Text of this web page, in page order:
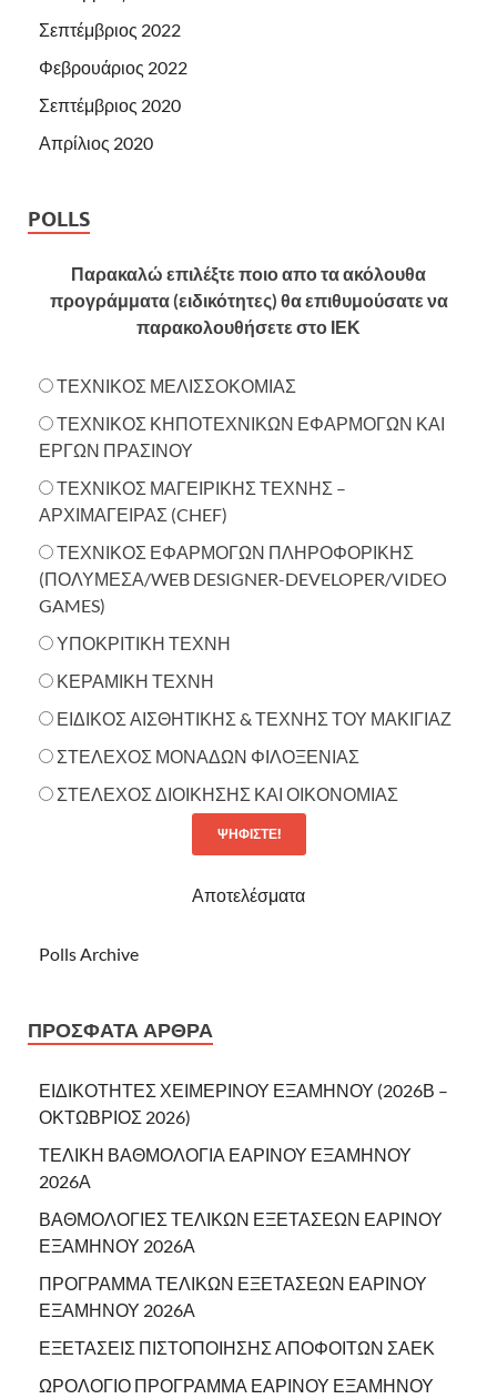
Σεπτέμβριος 2022
Φεβρουάριος 2022
Σεπτέμβριος 2020
Απρίλιος 2020
POLLS
Παρακαλώ επιλέξτε ποιο απο τα ακόλουθα
προγράμματα (ειδικότητες) θα επιθυμούσατε να
παρακολουθήσετε στο ΙΕΚ
ΤΕΧΝΙΚΟΣ ΜΕΛΙΣΣΟΚΟΜΙΑΣ
ΤΕΧΝΙΚΟΣ ΚΗΠΟΤΕΧΝΙΚΩΝ ΕΦΑΡΜΟΓΩΝ ΚΑΙ
ΕΡΓΩΝ ΠΡΑΣΙΝΟΥ
ΤΕΧΝΙΚΟΣ ΜΑΓΕΙΡΙΚΗΣ ΤΕΧΝΗΣ –
ΑΡΧΙΜΑΓΕΙΡΑΣ (CHEF)
ΤΕΧΝΙΚΟΣ ΕΦΑΡΜΟΓΩΝ ΠΛΗΡΟΦΟΡΙΚΗΣ
(ΠΟΛΥΜΕΣΑ/WEB DESIGNER-DEVELOPER/VIDEO
GAMES)
ΥΠΟΚΡΙΤΙΚΗ ΤΕΧΝΗ
ΚΕΡΑΜΙΚΗ ΤΕΧΝΗ
ΕΙΔΙΚΟΣ ΑΙΣΘΗΤΙΚΗΣ & ΤΕΧΝΗΣ ΤΟΥ ΜΑΚΙΓΙΑΖ
ΣΤΕΛΕΧΟΣ ΜΟΝΑΔΩΝ ΦΙΛΟΞΕΝΙΑΣ
ΣΤΕΛΕΧΟΣ ΔΙΟΙΚΗΣΗΣ ΚΑΙ ΟΙΚΟΝΟΜΙΑΣ
Αποτελέσματα
Polls Archive
ΠΡΌΣΦΑΤΑ ΆΡΘΡΑ
ΕΙΔΙΚΟΤΗΤΕΣ ΧΕΙΜΕΡΙΝΟΥ ΕΞΑΜΗΝΟΥ (2026Β –
ΟΚΤΩΒΡΙΟΣ 2026)
ΤΕΛΙΚΗ ΒΑΘΜΟΛΟΓΙΑ ΕΑΡΙΝΟΥ ΕΞΑΜΗΝΟΥ
2026Α
ΒΑΘΜΟΛΟΓΙΕΣ ΤΕΛΙΚΩΝ ΕΞΕΤΑΣΕΩΝ ΕΑΡΙΝΟΥ
ΕΞΑΜΗΝΟΥ 2026Α
ΠΡΟΓΡΑΜΜΑ ΤΕΛΙΚΩΝ ΕΞΕΤΑΣΕΩΝ ΕΑΡΙΝΟΥ
ΕΞΑΜΗΝΟΥ 2026Α
ΕΞΕΤΑΣΕΙΣ ΠΙΣΤΟΠΟΙΗΣΗΣ ΑΠΟΦΟΙΤΩΝ ΣΑΕΚ
ΩΡΟΛΟΓΙΟ ΠΡΟΓΡΑΜΜΑ ΕΑΡΙΝΟΥ ΕΞΑΜΗΝΟΥ